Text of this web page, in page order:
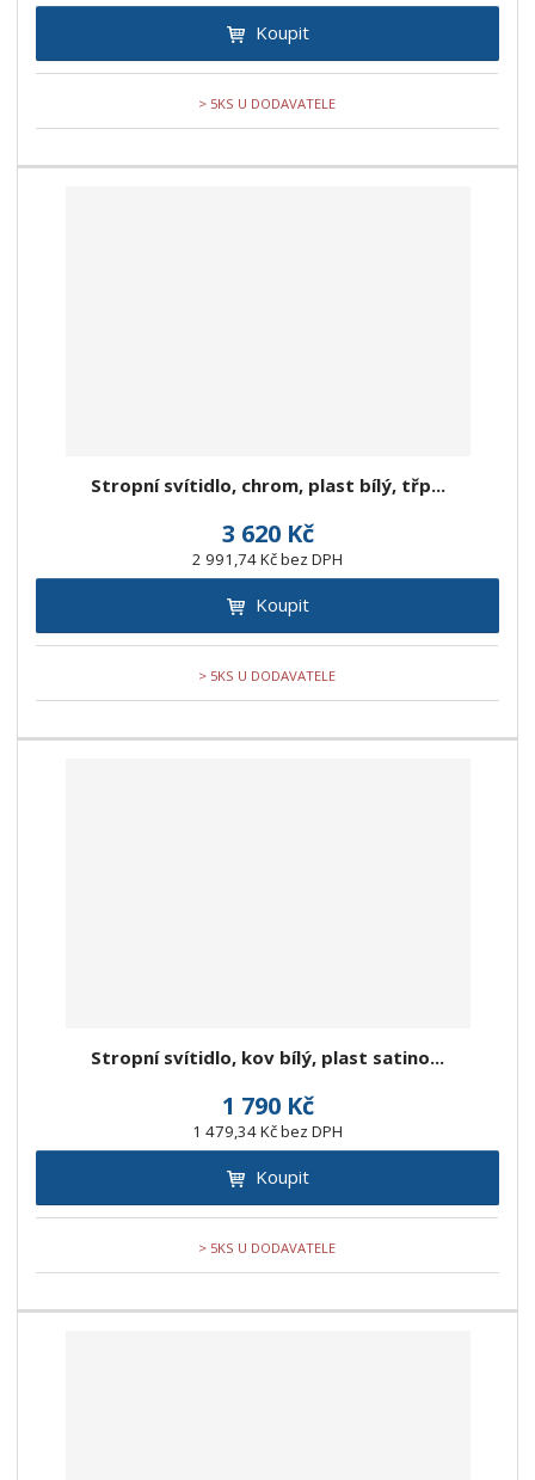
Koupit
> 5KS U DODAVATELE
Stropní svítidlo, chrom, plast bílý, třp...
3 620 Kč
2 991,74 Kč bez DPH
Koupit
> 5KS U DODAVATELE
Stropní svítidlo, kov bílý, plast satino...
1 790 Kč
1 479,34 Kč bez DPH
Koupit
> 5KS U DODAVATELE